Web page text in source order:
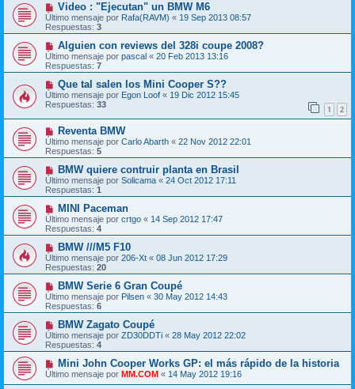
Video : "Ejecutan" un BMW M6
Último mensaje por Rafa(RAVM) « 19 Sep 2013 08:57
Respuestas: 3
Alguien con reviews del 328i coupe 2008?
Último mensaje por pascal « 20 Feb 2013 13:16
Respuestas: 7
Que tal salen los Mini Cooper S??
Último mensaje por Egon Loof « 19 Dic 2012 15:45
Respuestas: 33 1 2
Reventa BMW
Último mensaje por Carlo Abarth « 22 Nov 2012 22:01
Respuestas: 5
BMW quiere contruir planta en Brasil
Último mensaje por Solicama « 24 Oct 2012 17:11
Respuestas: 1
MINI Paceman
Último mensaje por crtgo « 14 Sep 2012 17:47
Respuestas: 4
BMW ///M5 F10
Último mensaje por 206-Xt « 08 Jun 2012 17:29
Respuestas: 20
BMW Serie 6 Gran Coupé
Último mensaje por Pilsen « 30 May 2012 14:43
Respuestas: 6
BMW Zagato Coupé
Último mensaje por ZD30DDTi « 28 May 2012 22:02
Respuestas: 4
Mini John Cooper Works GP: el más rápido de la historia
Último mensaje por MM.COM « 14 May 2012 19:16